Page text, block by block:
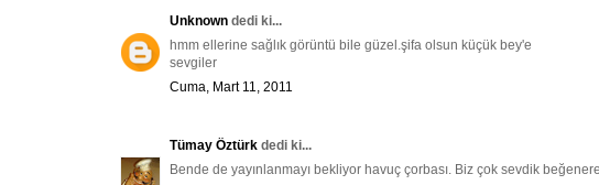
Unknown dedi ki...
hmm ellerine sağlık görüntü bile güzel.şifa olsun küçük bey'e
sevgiler
Cuma, Mart 11, 2011
Tümay Öztürk dedi ki...
Bende de yayınlanmayı bekliyor havuç çorbası. Biz çok sevdik